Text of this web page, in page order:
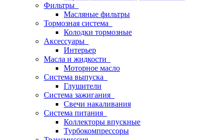
Фильтры
Масляные фильтры
Тормозная система
Колодки тормозные
Аксессуары
Интерьер
Масла и жидкости
Моторное масло
Система выпуска
Глушители
Система зажигания
Свечи накаливания
Система питания
Коллекторы впускные
Турбокомпрессоры